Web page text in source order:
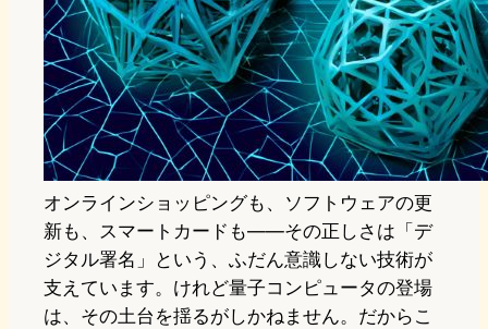
オンラインショッピングも、ソフトウェアの更
新も、スマートカードも——その正しさは「デ
ジタル署名」という、ふだん意識しない技術が
支えています。けれど量子コンピュータの登場
は、その土台を揺るがしかねません。だからこ